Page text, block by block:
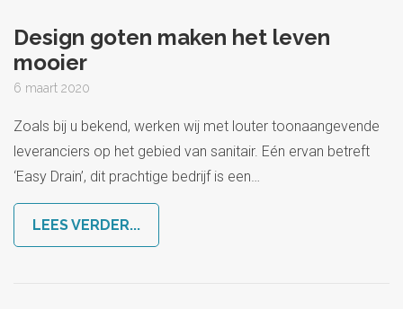
Design goten maken het leven
mooier
6 maart 2020
Zoals bij u bekend, werken wij met louter toonaangevende
leveranciers op het gebied van sanitair. Eén ervan betreft
‘Easy Drain’, dit prachtige bedrijf is een…
LEES VERDER...